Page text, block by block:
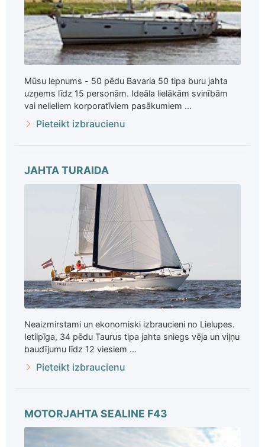
Mūsu lepnums - 50 pēdu Bavaria 50 tipa buru jahta
uzņems līdz 15 personām. Ideāla lielākām svinībām
vai nelieliem korporatīviem pasākumiem ...
Pieteikt izbraucienu
JAHTA TURAIDA
Neaizmirstami un ekonomiski izbraucieni no Lielupes.
Ietilpīga, 34 pēdu Taurus tipa jahta sniegs vēja un viļņu
baudījumu līdz 12 viesiem ...
Pieteikt izbraucienu
MOTORJAHTA SEALINE F43